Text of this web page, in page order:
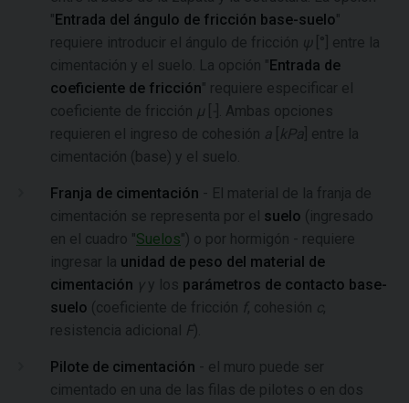
"Entrada del ángulo de fricción base-suelo"
requiere introducir el ángulo de fricción ψ [°] entre la
cimentación y el suelo. La opción "Entrada de
coeficiente de fricción" requiere especificar el
coeficiente de fricción μ
]. Ambas opciones
requieren el ingreso de cohesión a kPa ] entre la
cimentación (base) y el suelo.
Franja de cimentación - El material de la franja de
cimentación se representa por el suelo (ingresado
en el cuadro "Suelos") o por hormigón - requiere
ingresar la unidad de peso del material de
cimentación γy los parámetros de contacto base-
suelo (coeficiente de fricción f, cohesión c,
resistencia adicional F).
Pilote de cimentación - el muro puede ser
cimentado en una de las filas de pilotes o en dos